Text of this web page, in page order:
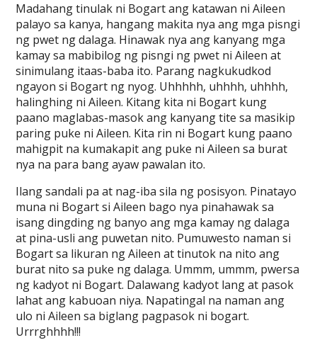
Madahang tinulak ni Bogart ang katawan ni Aileen
palayo sa kanya, hangang makita nya ang mga pisngi
ng pwet ng dalaga. Hinawak nya ang kanyang mga
kamay sa mabibilog ng pisngi ng pwet ni Aileen at
sinimulang itaas-baba ito. Parang nagkukudkod
ngayon si Bogart ng nyog. Uhhhhh, uhhhh, uhhhh,
halinghing ni Aileen. Kitang kita ni Bogart kung
paano maglabas-masok ang kanyang tite sa masikip
paring puke ni Aileen. Kita rin ni Bogart kung paano
mahigpit na kumakapit ang puke ni Aileen sa burat
nya na para bang ayaw pawalan ito.
Ilang sandali pa at nag-iba sila ng posisyon. Pinatayo
muna ni Bogart si Aileen bago nya pinahawak sa
isang dingding ng banyo ang mga kamay ng dalaga
at pina-usli ang puwetan nito. Pumuwesto naman si
Bogart sa likuran ng Aileen at tinutok na nito ang
burat nito sa puke ng dalaga. Ummm, ummm, pwersa
ng kadyot ni Bogart. Dalawang kadyot lang at pasok
lahat ang kabuoan niya. Napatingal na naman ang
ulo ni Aileen sa biglang pagpasok ni bogart.
Urrrghhhh!!!